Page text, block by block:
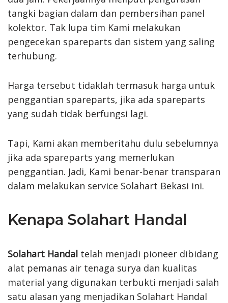
tangki bagian dalam dan pembersihan panel
kolektor. Tak lupa tim Kami melakukan
pengecekan spareparts dan sistem yang saling
terhubung.
Harga tersebut tidaklah termasuk harga untuk
penggantian spareparts, jika ada spareparts
yang sudah tidak berfungsi lagi.
Tapi, Kami akan memberitahu dulu sebelumnya
jika ada spareparts yang memerlukan
penggantian. Jadi, Kami benar-benar transparan
dalam melakukan service Solahart Bekasi ini.
Kenapa Solahart Handal
Solahart Handal telah menjadi pioneer dibidang
alat pemanas air tenaga surya dan kualitas
material yang digunakan terbukti menjadi salah
satu alasan yang menjadikan Solahart Handal